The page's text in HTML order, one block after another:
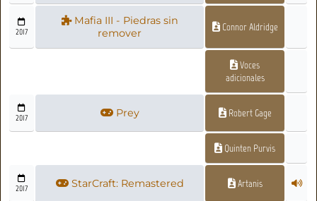
2017
Mafia III - Piedras sin
remover
Connor Aldridge
Voces
adicionales
2017 Prey Robert Gage
Quinten Purvis
2017 StarCraft: Remastered Artanis